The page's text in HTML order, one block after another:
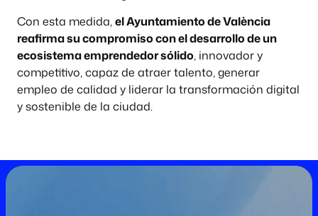
Con esta medida,el Ayuntamiento de València
reafirma su compromiso con el desarrollo de un
ecosistema emprendedor sólido, innovador y
competitivo, capaz de atraer talento, generar
empleo de calidad y liderar la transformación digital
y sostenible de la ciudad.